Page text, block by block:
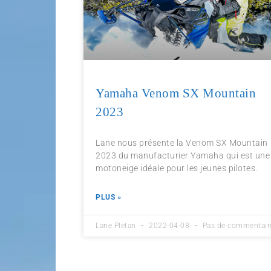
Yamaha Venom SX Mountain
2023
Lane nous présente la Venom SX Mountain
2023 du manufacturier Yamaha qui est une
motoneige idéale pour les jeunes pilotes.
PLUS »
Lane Pletan 2022-04-08 Pas de